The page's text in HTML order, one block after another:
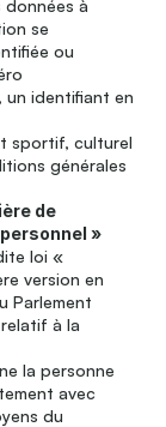
à
se
ou
un identifiant en
sportif, culturel
générales
de
»
loi «
version en
Parlement
à la
la personne
avec
du